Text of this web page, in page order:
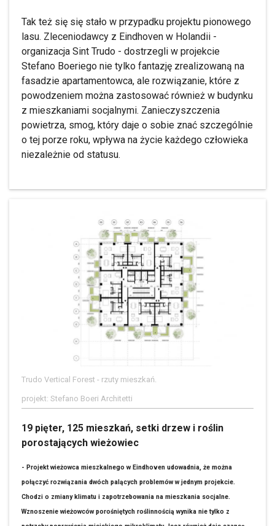
Tak też się się stało w przypadku projektu pionowego
lasu. Zleceniodawcy z Eindhoven w Holandii -
organizacja Sint Trudo - dostrzegli w projekcie
Stefano Boeriego nie tylko fantazję zrealizowaną na
fasadzie apartamentowca, ale rozwiązanie, które z
powodzeniem można zastosować również w budynku
z mieszkaniami socjalnymi. Zanieczyszczenia
powietrza, smog, który daje o sobie znać szczególnie
o tej porze roku, wpływa na życie każdego człowieka
niezależnie od statusu.
Trudo Vertical Forest - rzuty mieszkań.
projekt: Stefano Boeri Architetti
19 pięter, 125 mieszkań, setki drzew i roślin
porostających wieżowiec
- Projekt wieżowca mieszkalnego w Eindhoven udowadnia, że można
połączyć rozwiązania dwóch palących problemów w jednym projekcie.
Chodzi o zmiany klimatu i zapotrzebowania na mieszkania socjalne.
Wznoszenie wieżowców porośniętych roślinnością wynika nie tylko z